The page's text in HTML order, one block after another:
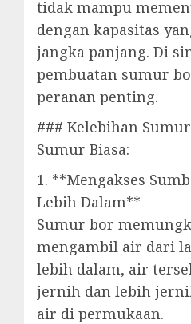
tidak mampu
dengan kapasitas
jangka panjang. Di
pembuatan sumur
peranan penting.
### Kelebihan
Sumur Biasa:
1. **Mengakses
Lebih Dalam**
Sumur bor
mengambil air dari
lebih dalam, air
jernih dan lebih
air di permukaan.